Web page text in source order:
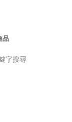
品
字搜尋